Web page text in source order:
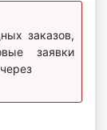
заказов,
заявки